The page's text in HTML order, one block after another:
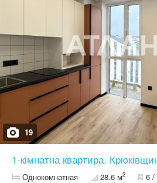
окрема квартира за ціною студії.
проживання, так і для здачі в оренду.
детальної інформації та перегляду.
19
1-кімнатна квартира.
Однокомнатная 28.6 м2 6 /